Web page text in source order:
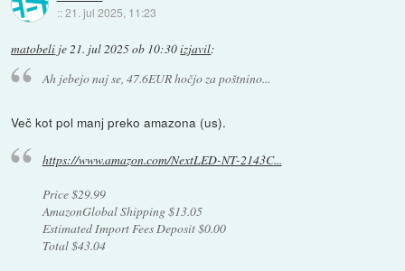
::21. jul 2025, 11:23
matobeli je21. jul 2025 ob 10:30izjavil:
Ah jebejo naj se, 47.6EUR hočjo za poštnino...
Več kot pol manj preko amazona (us).
https://www.amazon.com/NextLED-NT-2143C...
Price $29.99
AmazonGlobal Shipping $13.05
Estimated Import Fees Deposit $0.00
Total $43.04